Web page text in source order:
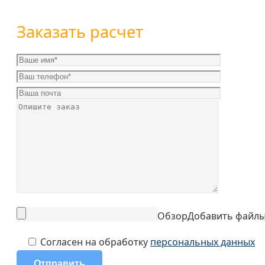
Заказать расчет
ОбзорДобавить
Согласен на обработку персональных данных